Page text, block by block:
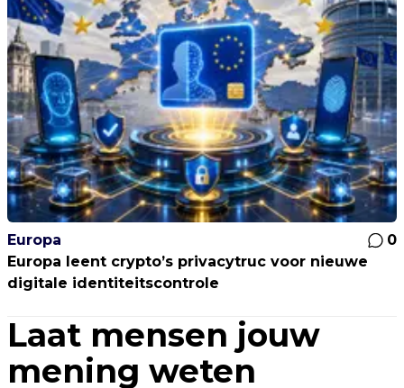
Europa
0
Europa leent crypto’s privacytruc voor nieuwe
digitale identiteitscontrole
Laat mensen jouw
mening weten